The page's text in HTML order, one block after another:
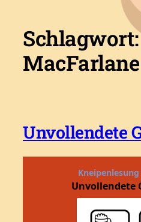
MacFarlane
Unvollendete